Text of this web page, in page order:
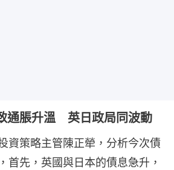
通脹升溫 英日政局同波動
資策略主管陳正犖，分析今次債
首先，英國與日本的債息急升，